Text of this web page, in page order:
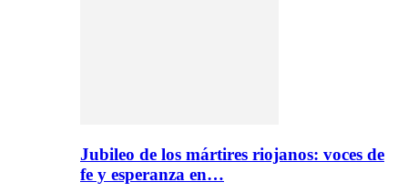
Jubileo de los mártires riojanos: voces de
fe y esperanza en…